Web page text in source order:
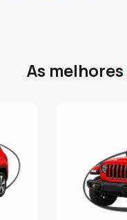
As melhores